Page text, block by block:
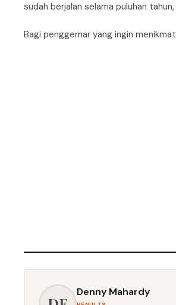
sudah berjalan selama puluhan
Bagi penggemar yang ingin
Denny Mahardy